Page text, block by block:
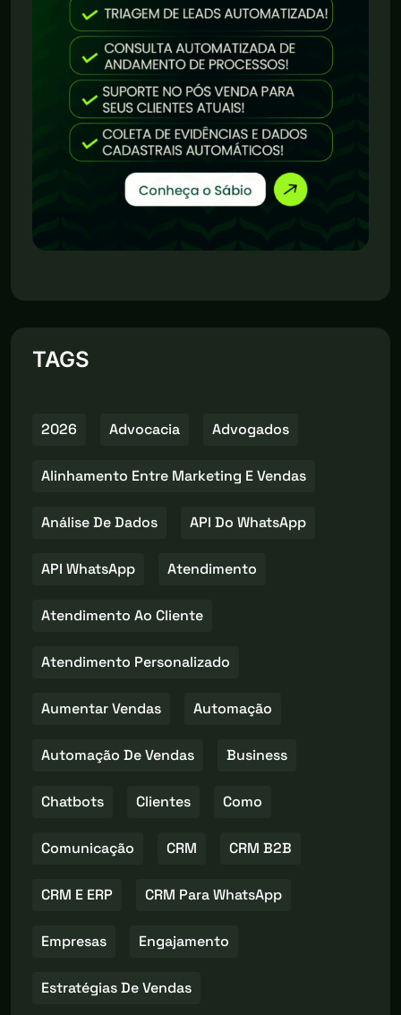
TAGS
2026 Advocacia Advogados
Alinhamento Entre Marketing E Vendas
Análise De Dados API Do WhatsApp
API WhatsApp Atendimento
Atendimento Ao Cliente
Atendimento Personalizado
Aumentar Vendas Automação
Automação De Vendas Business
Chatbots Clientes Como
Comunicação CRM CRM B2B
CRM E ERP CRM Para WhatsApp
Empresas Engajamento
Estratégias De Vendas